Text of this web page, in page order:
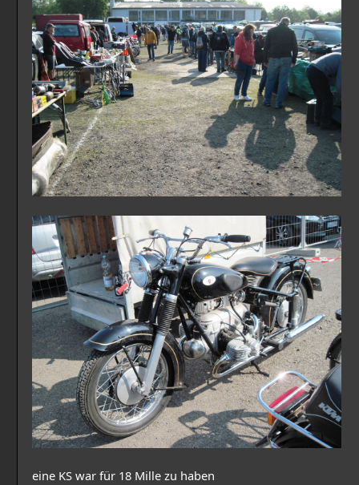
eine KS war für 18 Mille zu haben